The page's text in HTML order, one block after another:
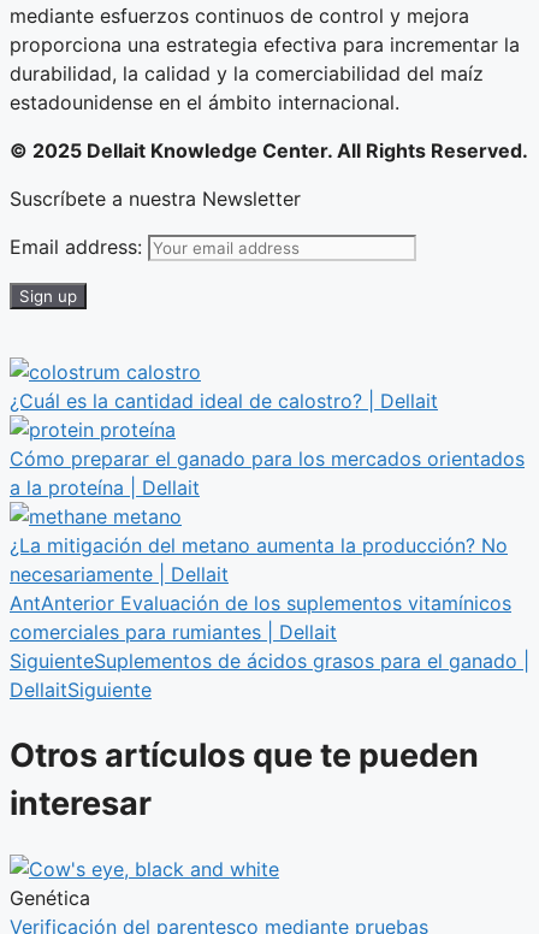
mediante esfuerzos continuos de control y mejora
proporciona una estrategia efectiva para incrementar la
durabilidad, la calidad y la comerciabilidad del maíz
estadounidense en el ámbito internacional.
© 2025 Dellait Knowledge Center. All Rights Reserved.
Suscríbete a nuestra Newsletter
Email address:
¿Cuál es la cantidad ideal de calostro? | Dellait
Cómo preparar el ganado para los mercados orientados
a la proteína | Dellait
¿La mitigación del metano aumenta la producción? No
necesariamente | Dellait
AntAnterior Evaluación de los suplementos vitamínicos
comerciales para rumiantes | Dellait
SiguienteSuplementos de ácidos grasos para el ganado |
DellaitSiguiente
Otros artículos que te pueden
interesar
Genética
Verificación del parentesco mediante pruebas